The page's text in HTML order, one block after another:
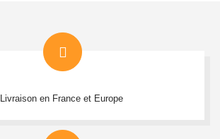
Livraison en France et Europe